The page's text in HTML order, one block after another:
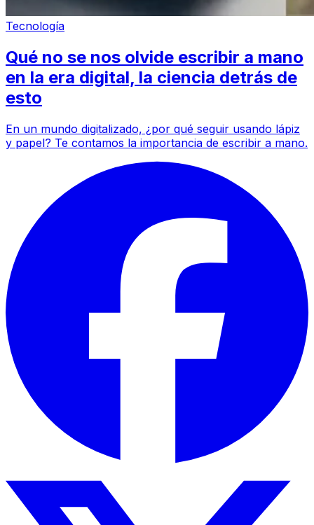
Tecnología
Qué no se nos olvide escribir a mano
en la era digital, la ciencia detrás de
esto
En un mundo digitalizado, ¿por qué seguir usando lápiz
y papel? Te contamos la importancia de escribir a mano.